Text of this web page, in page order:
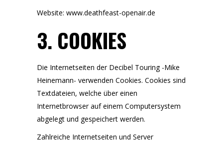
Website: www.deathfeast-openair.de
3. COOKIES
Die Internetseiten der Decibel Touring -Mike
Heinemann- verwenden Cookies. Cookies sind
Textdateien, welche über einen
Internetbrowser auf einem Computersystem
abgelegt und gespeichert werden.
Zahlreiche Internetseiten und Server